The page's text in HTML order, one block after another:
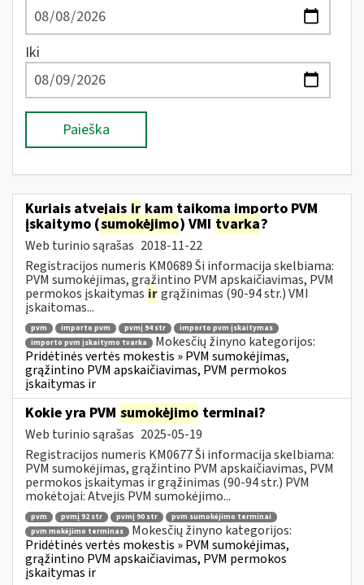
Iki
Paieška
Kuriais atvejais ir kam taikoma importo PVM
įskaitymo (sumokėjimo) VMI tvarka?
Web turinio sąrašas 2018-11-22
Registracijos numeris KM0689 Ši informacija skelbiama:
PVM sumokėjimas, grąžintino PVM apskaičiavimas, PVM
permokos įskaitymas irgrąžinimas (90-94 str.) VMI
įskaitomas...
pvm importo pvm pvmį 94 str
importo pvm įskaitymas
importo pvm įskaitymo tvarka
Mokesčių žinyno kategorijos:
Pridėtinės vertės mokestis » PVM sumokėjimas,
grąžintino PVM apskaičiavimas, PVM permokos
įskaitymas ir
Kokie yra PVM sumokėjimo terminai?
Web turinio sąrašas 2025-05-19
Registracijos numeris KM0677 Ši informacija skelbiama:
PVM sumokėjimas, grąžintino PVM apskaičiavimas, PVM
permokos įskaitymas ir grąžinimas (90-94 str.) PVM
mokėtojai: Atvejis PVM sumokėjimo...
pvm pvmį 92 str pvmį 90 str
pvm sumokėjimo terminai
pvm mokėjimo terminas
Mokesčių žinyno kategorijos:
Pridėtinės vertės mokestis » PVM sumokėjimas,
grąžintino PVM apskaičiavimas, PVM permokos
įskaitymas ir